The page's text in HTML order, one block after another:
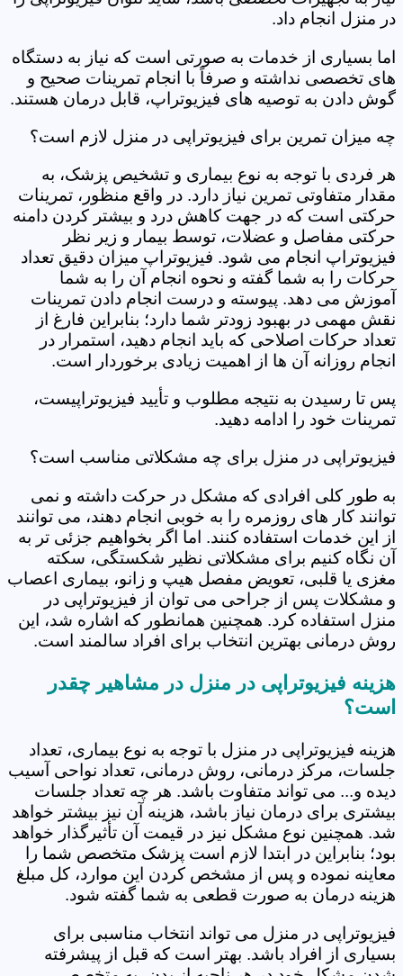
در منزل انجام داد.
اما بسیاری از خدمات به صورتی است که نیاز به دستگاه
های تخصصی نداشته و صرفاً با انجام تمرینات صحیح و
گوش دادن به توصیه های فیزیوتراپ، قابل درمان هستند.
چه میزان تمرین برای فیزیوتراپی در منزل لازم است؟
هر فردی با توجه به نوع بیماری و تشخیص پزشک، به
مقدار متفاوتی تمرین نیاز دارد. در واقع منظور، تمرینات
حرکتی است که در جهت کاهش درد و بیشتر کردن دامنه
حرکتی مفاصل و عضلات، توسط بیمار و زیر نظر
فیزیوتراپ انجام می شود. فیزیوتراپ میزان دقیق تعداد
حرکات را به شما گفته و نحوه انجام آن را به شما
آموزش می دهد. پیوسته و درست انجام دادن تمرینات
نقش مهمی در بهبود زودتر شما دارد؛ بنابراین فارغ از
تعداد حرکات اصلاحی که باید انجام دهید، استمرار در
انجام روزانه آن ها از اهمیت زیادی برخوردار است.
پس تا رسیدن به نتیجه مطلوب و تأیید فیزیوتراپیست،
تمرینات خود را ادامه دهید.
فیزیوتراپی در منزل برای چه مشکلاتی مناسب است؟
به طور کلی افرادی که مشکل در حرکت داشته و نمی
توانند کار های روزمره را به خوبی انجام دهند، می توانند
از این خدمات استفاده کنند. اما اگر بخواهیم جزئی تر به
آن نگاه کنیم برای مشکلاتی نظیر شکستگی، سکته
مغزی یا قلبی، تعویض مفصل هیپ و زانو، بیماری اعصاب
و مشکلات پس از جراحی می توان از فیزیوتراپی در
منزل استفاده کرد. همچنین همانطور که اشاره شد، این
روش درمانی بهترین انتخاب برای افراد سالمند است.
هزینه فیزیوتراپی در منزل در مشاهیر چقدر
است؟
هزینه فیزیوتراپی در منزل با توجه به نوع بیماری، تعداد
جلسات، مرکز درمانی، روش درمانی، تعداد نواحی آسیب
دیده و... می تواند متفاوت باشد. هر چه تعداد جلسات
بیشتری برای درمان نیاز باشد، هزینه آن نیز بیشتر خواهد
شد. همچنین نوع مشکل نیز در قیمت آن تأثیرگذار خواهد
بود؛ بنابراین در ابتدا لازم است پزشک متخصص شما را
معاینه نموده و پس از مشخص کردن این موارد، کل مبلغ
هزینه درمان به صورت قطعی به شما گفته شود.
فیزیوتراپی در منزل می تواند انتخاب مناسبی برای
بسیاری از افراد باشد. بهتر است که قبل از پیشرفته